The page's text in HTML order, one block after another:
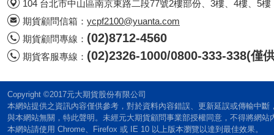
104 台北市中山區南京東路二段77號2樓部份、3樓、4樓、5樓
期貨顧問信箱： ycpf2100@yuanta.com
期貨顧問專線： (02)8712-4560
期貨客服專線： (02)2326-1000/0800-333-338(僅
Copyright ©2017元大期貨股份有限公司
本網站提供之資訊內容僅供參考，對於資料內容錯誤、更新延誤或傳輸中
與本網站無關，特此聲明。未經元大期貨顧問事業部授權同意，不得將網站
本網站請使用 Chrome、Firefox 或 IE 10 以上版本瀏覽以達到最佳效果。